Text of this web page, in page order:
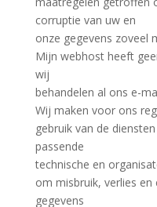
corruptie van uw en
onze gegevens zoveel
Mijn webhost heeft
wij
behandelen al ons e-
Wij maken voor ons
gebruik van de
passende
technische en
om misbruik, verlies
gegevens